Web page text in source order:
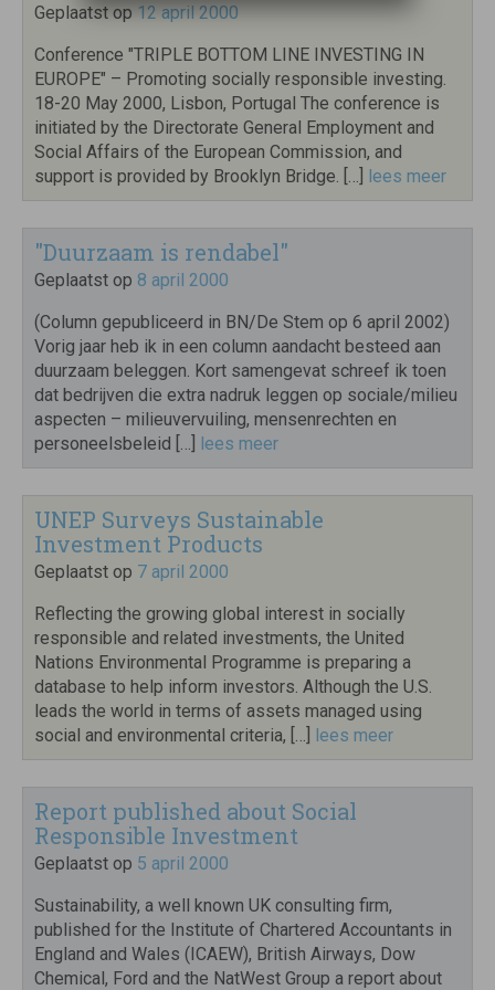
Geplaatst op12 april 2000
Conference "TRIPLE BOTTOM LINE INVESTING IN
EUROPE" – Promoting socially responsible investing.
18-20 May 2000, Lisbon, Portugal The conference is
initiated by the Directorate General Employment and
Social Affairs of the European Commission, and
support is provided by Brooklyn Bridge. […] lees meer
"Duurzaam is rendabel"
Geplaatst op 8 april 2000
(Column gepubliceerd in BN/De Stem op 6 april 2002)
Vorig jaar heb ik in een column aandacht besteed aan
duurzaam beleggen. Kort samengevat schreef ik toen
dat bedrijven die extra nadruk leggen op sociale/milieu
aspecten – milieuvervuiling, mensenrechten en
personeelsbeleid […] lees meer
UNEP Surveys Sustainable
Investment Products
Geplaatst op 7 april 2000
Reflecting the growing global interest in socially
responsible and related investments, the United
Nations Environmental Programme is preparing a
database to help inform investors. Although the U.S.
leads the world in terms of assets managed using
social and environmental criteria, […] lees meer
Report published about Social
Responsible Investment
Geplaatst op 5 april 2000
Sustainability, a well known UK consulting firm,
published for the Institute of Chartered Accountants in
England and Wales (ICAEW), British Airways, Dow
Chemical, Ford and the NatWest Group a report about